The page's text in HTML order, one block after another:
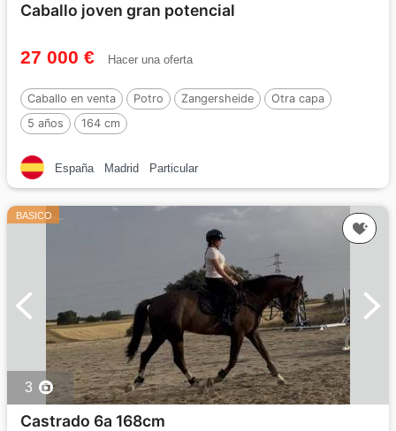
Caballo joven gran potencial
27 000 € Hacer una oferta
Caballo en venta Potro Zangersheide
Otra capa
5 años
164 cm
España Madrid Particular
BASICO
3
Castrado 6a 168cm